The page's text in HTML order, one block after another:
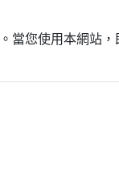
當您使用本網站